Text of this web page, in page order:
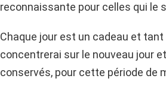
reconnaissante pour celles qui le
Chaque jour est un cadeau et
concentrerai sur le nouveau jour
conservés, pour cette période de